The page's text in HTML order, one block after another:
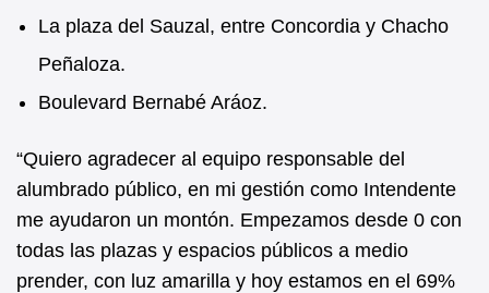
La plaza del Sauzal, entre Concordia y Chacho
Peñaloza.
Boulevard Bernabé Aráoz.
“Quiero agradecer al equipo responsable del
alumbrado público, en mi gestión como Intendente
me ayudaron un montón. Empezamos desde 0 con
todas las plazas y espacios públicos a medio
prender, con luz amarilla y hoy estamos en el 69%